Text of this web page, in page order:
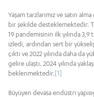
Yaşam tarzlarımız ve satın
bir şekilde desteklemektedir.
19 pandemisinin ilk yılında
izledi, ardından sert bir
çıktı ve 2022 yılında daha da
gelire ulaştı. 2024 yılında
beklenmektedir.[1]
Büyüyen devasa endüstri